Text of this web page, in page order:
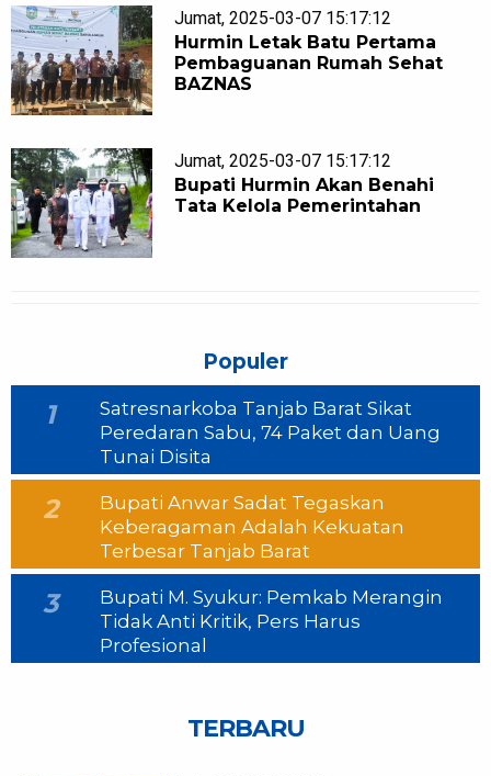
Jumat, 2025-03-07 15:17:12
Hurmin Letak Batu Pertama
Pembaguanan Rumah Sehat
BAZNAS
Jumat, 2025-03-07 15:17:12
Bupati Hurmin Akan Benahi
Tata Kelola Pemerintahan
Populer
1
Satresnarkoba Tanjab Barat Sikat
Peredaran Sabu, 74 Paket dan Uang
Tunai Disita
2
Bupati Anwar Sadat Tegaskan
Keberagaman Adalah Kekuatan
Terbesar Tanjab Barat
3
Bupati M. Syukur: Pemkab Merangin
Tidak Anti Kritik, Pers Harus
Profesional
TERBARU